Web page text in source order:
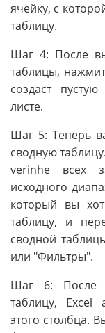
ячейку, с
таблицу.
Шаг 4: После
таблицы,
создаст
листе.
Шаг 5: Теперь
сводную
verinhe всех
исходного
который вы
таблицу, и
сводной
или "Фильтры".
Шаг 6: После
таблицу, Excel
этого столбца.